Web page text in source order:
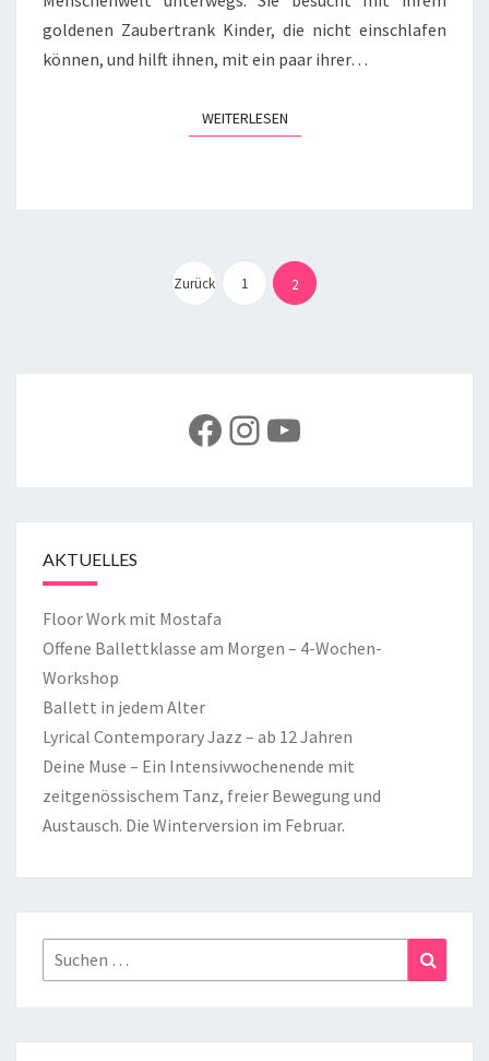
goldenen Zaubertrank Kinder, die nicht einschlafen
können, und hilft ihnen, mit ein paar ihrer…
WEITERLESENWEITERLESEN
Seitennummerierung
der
Beiträge
Zurück 1 2
Facebook
Instagram
YouTube
AKTUELLES
Floor Work mit Mostafa
Offene Ballettklasse am Morgen – 4-Wochen-
Workshop
Ballett in jedem Alter
Lyrical Contemporary Jazz – ab 12 Jahren
Deine Muse – Ein Intensivwochenende mit
zeitgenössischem Tanz, freier Bewegung und
Austausch. Die Winterversion im Februar.
Suchen
nach: